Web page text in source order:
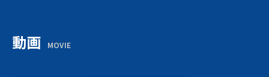
動画 MOVIE